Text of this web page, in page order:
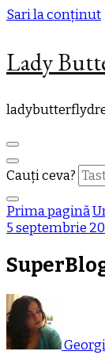
Sari la conținut
Lady
Cauți ceva?
Prima pagină
5 septembrie